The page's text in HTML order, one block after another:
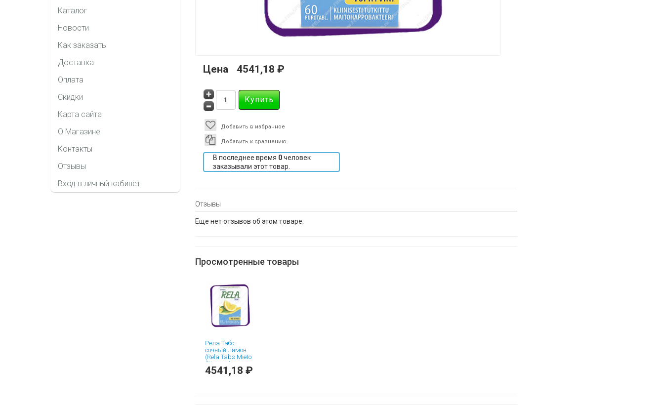
Каталог
Новости
Как заказать
Доставка
Оплата
Скидки
Карта сайта
О Магазине
Контакты
Отзывы
Вход в личный кабинет
Цена 4541,18 ₽
Добавить в избранное
Добавить к сравнению
В последнее время 0человек
заказывали этот товар.
Отзывы
Еще нет отзывов об этом товаре.
Просмотренные товары
Рела Табс
сочный лимон
(Rela Tabs Mieto
Sitruuna)
жевательные
таблетки - 60
4541,18 ₽